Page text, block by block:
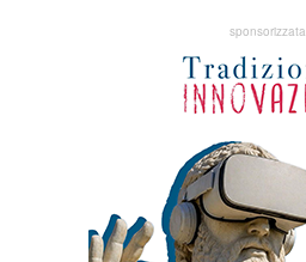
sponsorizzata